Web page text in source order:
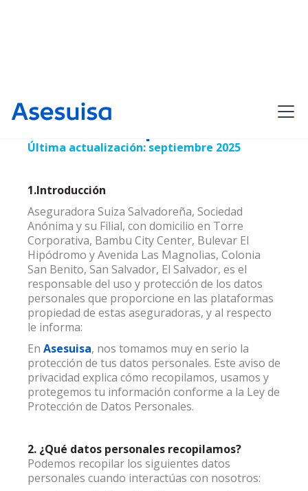
Aviso de privacidad
Última actualización: septiembre 2025
1.Introducción
Aseguradora Suiza Salvadoreña, Sociedad
Anónima y su Filial, con domicilio en Torre
Corporativa, Bambu City Center, Bulevar El
Hipódromo y Avenida Las Magnolias, Colonia
San Benito, San Salvador, El Salvador, es el
responsable del uso y protección de los datos
personales que proporcione en las plataformas
propiedad de estas aseguradoras, y al respecto
le informa:
En Asesuisa, nos tomamos muy en serio la
protección de tus datos personales. Este aviso de
privacidad explica cómo recopilamos, usamos y
protegemos tu información conforme a la Ley de
Protección de Datos Personales.
2. ¿Qué datos personales recopilamos?
Podemos recopilar los siguientes datos
personales cuando interactúas con nosotros: